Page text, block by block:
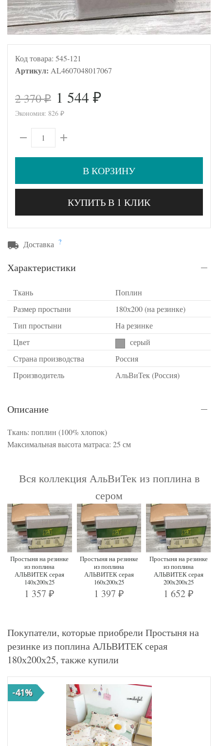
Код товара: 545-121
Артикул: AL4607048017067
2 370₽ 1 544 ₽
Экономия: 826 ₽
В КОРЗИНУ
КУПИТЬ В 1 КЛИК
Доставка ?
Характеристики
Ткань
Поплин
Размер простыни
180х200 (на резинке)
Тип простыни
На резинке
Цвет
серый
Страна производства
Россия
Производитель
АльВиТек (Россия)
Описание
Ткань: поплин (100% хлопок)
Максимальная высота матраса: 25 см
Вся коллекция АльВиТек из поплина в
сером
Простыня на резинке
из поплина
АЛЬВИТЕК серая
140х200х25
1 357₽
Простыня на резинке
из поплина
АЛЬВИТЕК серая
160х200х25
1 397 ₽
Простыня на резинке
из поплина
АЛЬВИТЕК серая
200х200х25
1 652 ₽
Покупатели, которые приобрели Простыня на
резинке из поплина АЛЬВИТЕК серая
180х200х25, также купили
-41%